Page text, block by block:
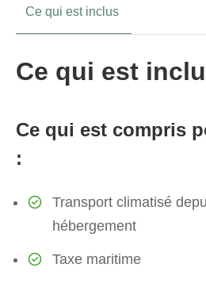
Ce qui est inclus
Ce qui est
Ce qui est compris
:
Transport climatisé
hébergement
Taxe maritime